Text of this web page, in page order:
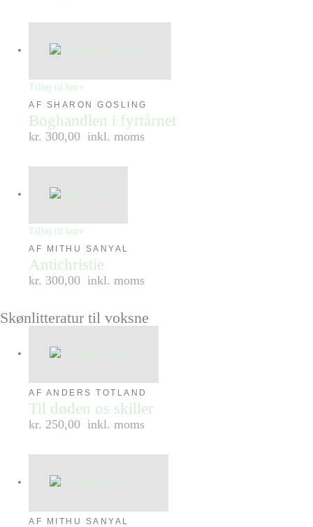
Tilføj til kurv
AF SHARON GOSLING
Boghandlen i fyrtårnet
kr. 300,00 inkl. moms
Tilføj til kurv
AF MITHU SANYAL
Antichristie
kr. 300,00 inkl. moms
Skønlitteratur til voksne
AF ANDERS TOTLAND
Til døden os skiller
kr. 250,00 inkl. moms
AF MITHU SANYAL